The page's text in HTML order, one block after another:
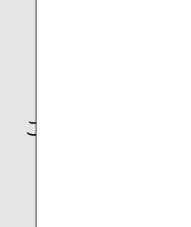
ご注意
個人識別情報の提供が義務
紋又は顔写真の提供を拒否
EDカードに不備があると